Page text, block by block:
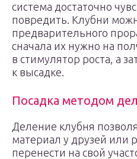
система достаточно
повредить. Клубни
предварительного
сначала их нужно на
в стимулятор роста, а
к высадке.
Посадка методом
Деление клубня
материал у друзей или
перенести на свой